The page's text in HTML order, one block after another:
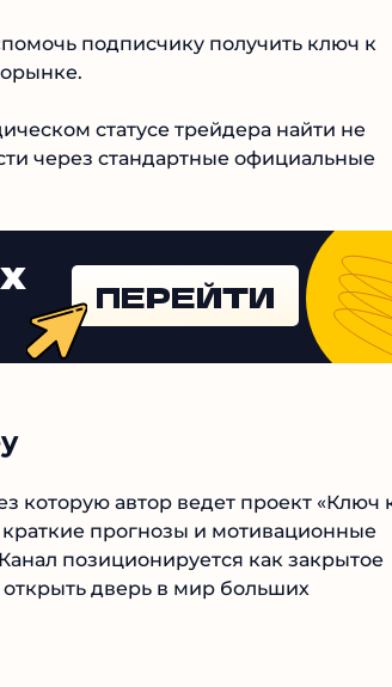
подписчику получить ключ к
статусе трейдера найти не
через стандартные официальные
ПЕРЕЙТИ
которую автор ведет проект «Ключ к
прогнозы и мотивационные
позиционируется как закрытое
открыть дверь в мир больших